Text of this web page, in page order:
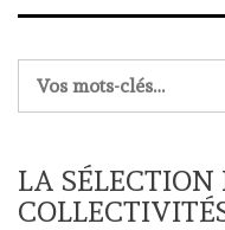
LA SÉLECTION